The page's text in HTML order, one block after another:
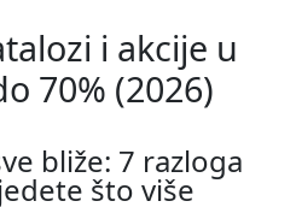
i akcije u
70% (2026)
bliže: 7 razloga
što više